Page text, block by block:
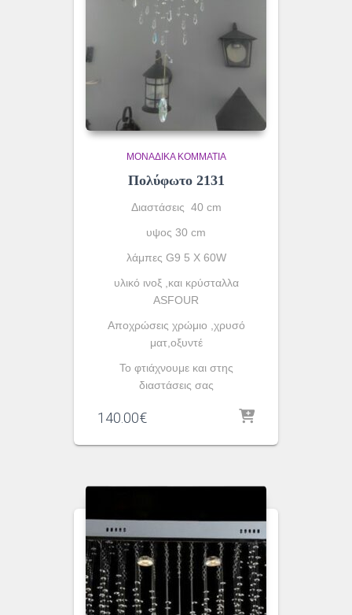
ΜΟΝΆΔΙΚΑ ΚΟΜΜΆΤΙΑ
Πολύφωτο 2131
Διαστάσεις 40 cm
υψος 30 cm
λάμπες G9 5 X 60W
υλικό ινοξ ,και κρύσταλλα
ASFOUR
Aποχρώσεις χρώμιο ,χρυσό
ματ,οξυντέ
To φτιάχνουμε και στης
διαστάσεις σας
140.00€